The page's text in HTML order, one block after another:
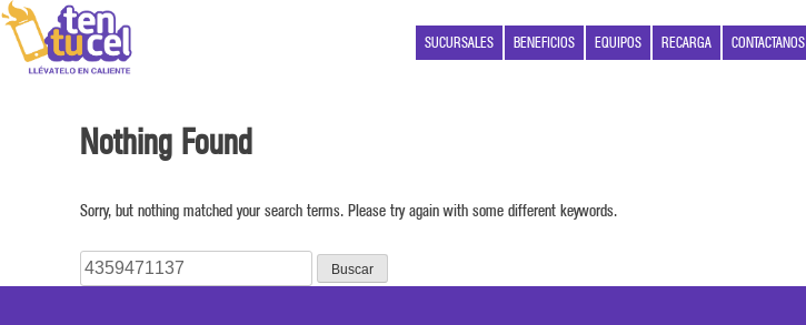
SUCURSALES BENEFICIOS EQUIPOS RECARGA CONTACTANOS
Nothing Found
Sorry, but nothing matched your search terms. Please try again with some different keywords.
Buscar: